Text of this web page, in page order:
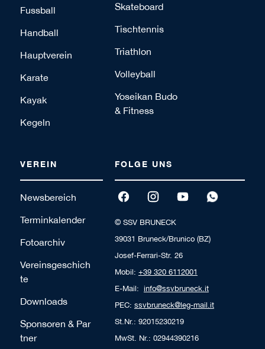
Fussball
Handball
Hauptverein
Karate
Kayak
Kegeln
Skateboard
Tischtennis
Triathlon
Volleyball
Yoseikan Budo
& Fitness
VEREIN
Newsbereich
Terminkalender
Fotoarchiv
Vereinsgeschich
te
Downloads
Sponsoren & Par
tner
FOLGE UNS
© SSV BRUNECK
39031 Bruneck/Brunico (BZ)
Josef-Ferrari-Str. 26
Mobil: +39 320 6112001
E-Mail: info@ssvbruneck.it
PEC: ssvbruneck@leg-mail.it
St.Nr.: 92015230219
MwSt. Nr.: 02944390216